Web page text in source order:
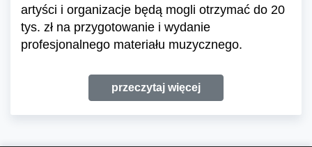
artyści i organizacje będą mogli otrzymać do 20
tys. zł na przygotowanie i wydanie
profesjonalnego materiału muzycznego.
przeczytaj więcej